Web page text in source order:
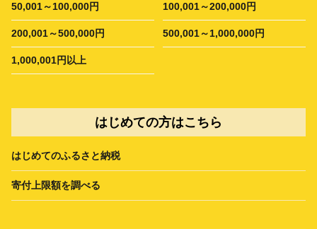
50,001～100,000円 100,001～200,000円
200,001～500,000円 500,001～1,000,000円
1,000,001円以上
はじめての方はこちら
はじめてのふるさと納税
寄付上限額を調べる